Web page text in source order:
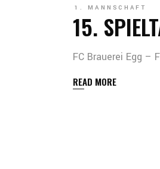
1. MANNSCHAFT
15.
FC Brauerei Egg
READ MORE